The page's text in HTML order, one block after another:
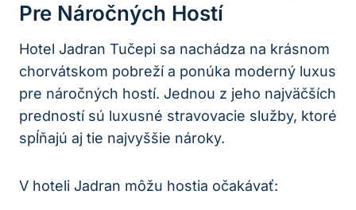
Pre Náročných Hostí
Hotel Jadran Tučepi sa nachádza na krásnom
chorvátskom pobreží a ponúka moderný luxus
pre náročných hostí. Jednou z jeho najväčších
predností sú luxusné stravovacie služby, ktoré
spĺňajú aj tie najvyššie nároky.
V hoteli Jadran môžu hostia očakávať: